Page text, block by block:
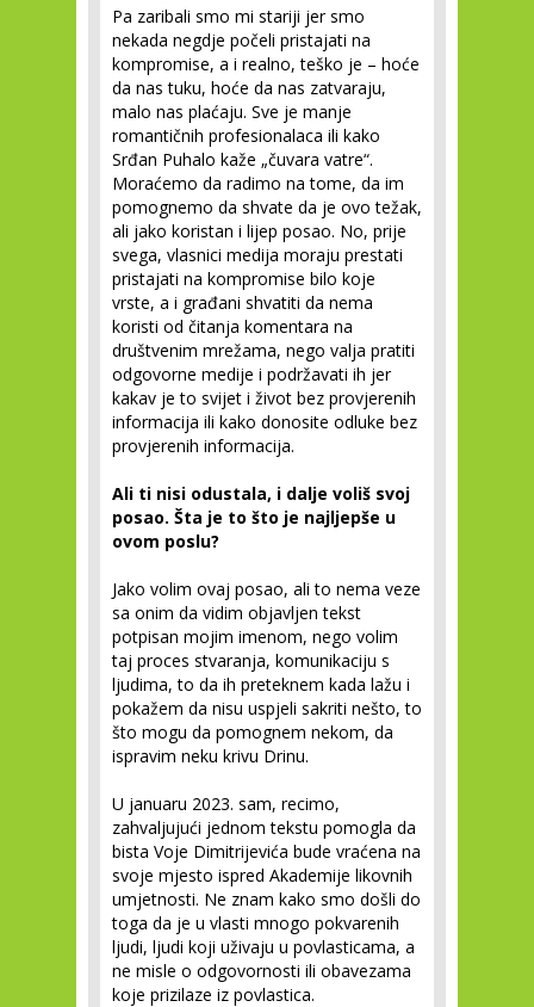
Pa zaribali smo mi stariji jer smo
nekada negdje počeli pristajati na
kompromise, a i realno, teško je – hoće
da nas tuku, hoće da nas zatvaraju,
malo nas plaćaju. Sve je manje
romantičnih profesionalaca ili kako
Srđan Puhalo kaže „čuvara vatre“.
Moraćemo da radimo na tome, da im
pomognemo da shvate da je ovo težak,
ali jako koristan i lijep posao. No, prije
svega, vlasnici medija moraju prestati
pristajati na kompromise bilo koje
vrste, a i građani shvatiti da nema
koristi od čitanja komentara na
društvenim mrežama, nego valja pratiti
odgovorne medije i podržavati ih jer
kakav je to svijet i život bez provjerenih
informacija ili kako donosite odluke bez
provjerenih informacija.
Ali ti nisi odustala, i dalje voliš svoj
posao. Šta je to što je najljepše u
ovom poslu?
Jako volim ovaj posao, ali to nema veze
sa onim da vidim objavljen tekst
potpisan mojim imenom, nego volim
taj proces stvaranja, komunikaciju s
ljudima, to da ih preteknem kada lažu i
pokažem da nisu uspjeli sakriti nešto, to
što mogu da pomognem nekom, da
ispravim neku krivu Drinu.
U januaru 2023. sam, recimo,
zahvaljujući jednom tekstu pomogla da
bista Voje Dimitrijevića bude vraćena na
svoje mjesto ispred Akademije likovnih
umjetnosti. Ne znam kako smo došli do
toga da je u vlasti mnogo pokvarenih
ljudi, ljudi koji uživaju u povlasticama, a
ne misle o odgovornosti ili obavezama
koje prizilaze iz povlastica.